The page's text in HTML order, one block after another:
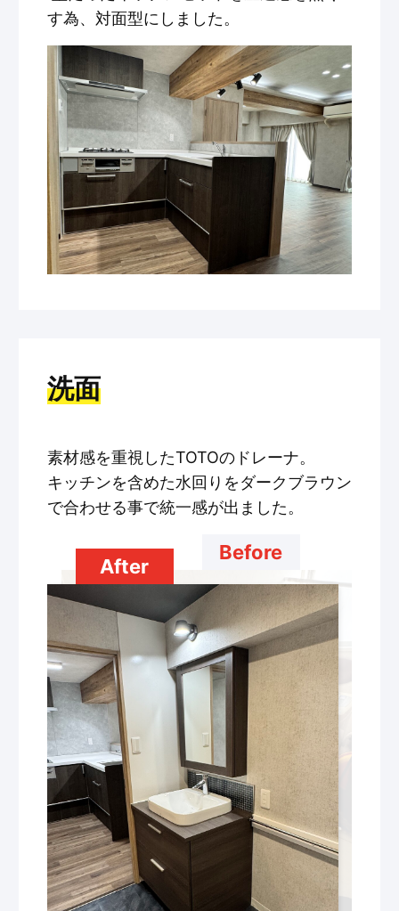
す為、対面型にしました。
洗面
素材感を重視したTOTOのドレーナ。
キッチンを含めた水回りをダークブラウン
で合わせる事で統一感が出ました。
Before
After